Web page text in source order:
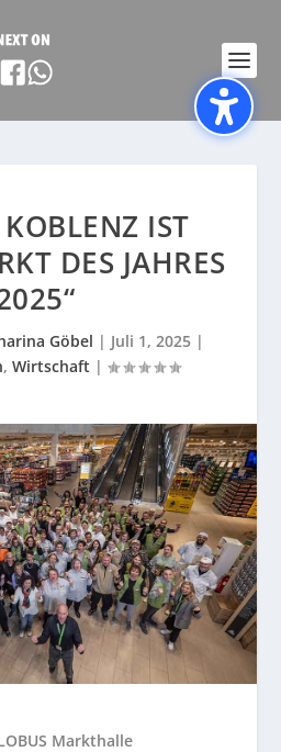
IST
DES JAHRES
Göbel | Juli 1, 2025 |
, Wirtschaft |
Markthalle